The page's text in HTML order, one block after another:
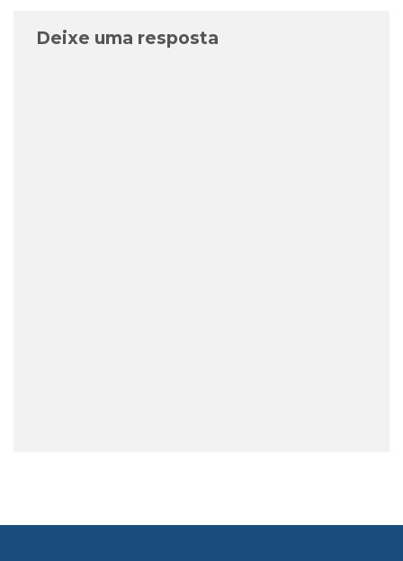
Deixe uma resposta